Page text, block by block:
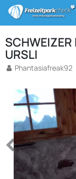
SCHWEIZER
URSLI
Phantasiafreak92